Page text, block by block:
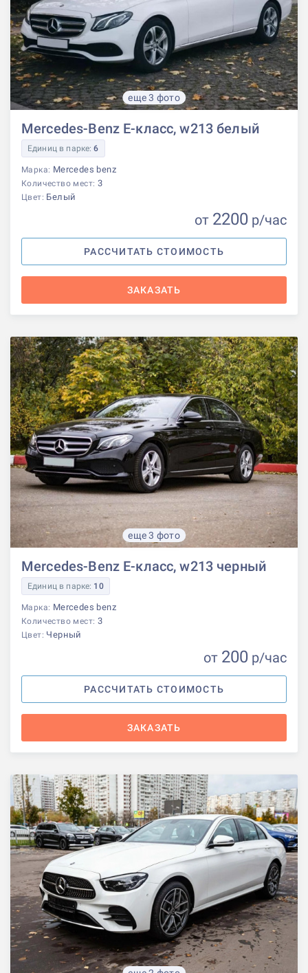
еще 3 фото
Mercedes-Benz E-класс, w213 белый
Единиц в парке:6
Марка: Mercedes benz
Количество мест: 3
Цвет: Белый
от 2200 р/час
РАССЧИТАТЬ СТОИМОСТЬ
ЗАКАЗАТЬ
еще 3 фото
Mercedes-Benz E-класс, w213 черный
Единиц в парке: 10
Марка: Mercedes benz
Количество мест: 3
Цвет: Черный
от 200 р/час
РАССЧИТАТЬ СТОИМОСТЬ
ЗАКАЗАТЬ